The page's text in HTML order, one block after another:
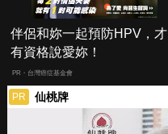
伴侶和妳一起預防HPV，才
有資格說愛妳！
PR・台灣癌症基金會
PR 仙桃牌